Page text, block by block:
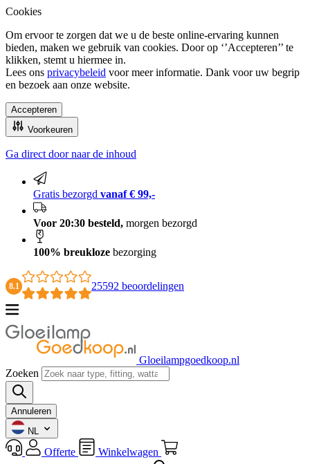
Cookies
Om ervoor te zorgen dat we u de beste online-ervaring kunnen
bieden, maken we gebruik van cookies. Door op ‘’Accepteren’’ te
klikken, stemt u hiermee in.
Lees ons privacybeleid voor meer informatie. Dank voor uw begrip
en bezoek aan onze website.
Accepteren
Voorkeuren
100% breukloze bezorging
Ga direct door naar de inhoud
Gratis bezorgd vanaf € 99,-
Voor 20:30 besteld, morgen bezorgd
100% breukloze bezorging
8.1 25592 beoordelingen
Gloeilampgoedkoop.nl
Zoeken
Annuleren
NL
Offerte Winkelwagen